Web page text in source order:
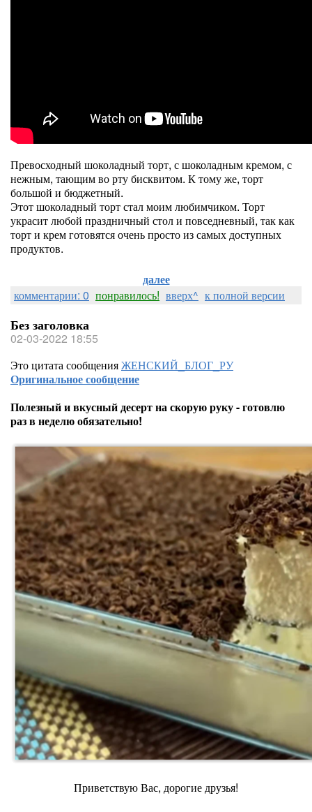
Превосходный шоколадный торт, с шоколадным кремом, с
нежным, тающим во рту бисквитом. К тому же, торт
большой и бюджетный.
Этот шоколадный торт стал моим любимчиком. Торт
украсит любой праздничный стол и повседневный, так как
торт и крем готовятся очень просто из самых доступных
продуктов.
далее
комментарии: 0 понравилось! вверх^ к полной версии
Без заголовка
02-03-2022 18:55
Это цитата сообщенияЖЕНСКИЙ_БЛОГ_РУ
Оригинальное сообщение
Полезный и вкусный десерт на скорую руку - готовлю
раз в неделю обязательно!
Приветствую Вас, дорогие друзья!